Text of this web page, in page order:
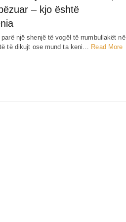
– kjo është
parë një shenjë të vogël të rrumbullakët në
të dikujt ose mund ta keni… Read More